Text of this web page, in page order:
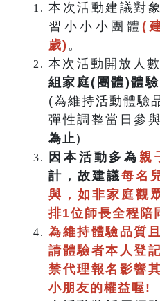
本次活動建議對
習小小小團體 (
歲) 。
本次活動開放人
組家庭(團體)體驗
(為維持活動體驗
彈性調整當日參
為止)
因本活動多為親
計，故建議每名
與，如非家庭觀
排1位師長全程陪
為維持體驗品質
請體驗者本人登
禁代理報名影響
小朋友的權益喔!